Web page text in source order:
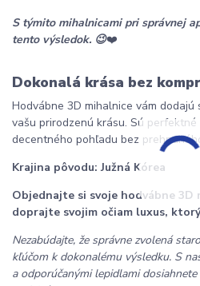
S týmito mihalnicami pri správnej
tento výsledok. 😉❤️
Dokonalá krása bez
Hodvábne 3D mihalnice vám dodajú
vašu prirodzenú krásu. Sú
decentného pohľadu bez
Krajina pôvodu: Južná Kórea
Objednajte si svoje hodvábne 3D
doprajte svojim očiam luxus,
Nezabúdajte, že správne zvolená
kľúčom k dokonalému výsledku. S
a odporúčanými lepidlami